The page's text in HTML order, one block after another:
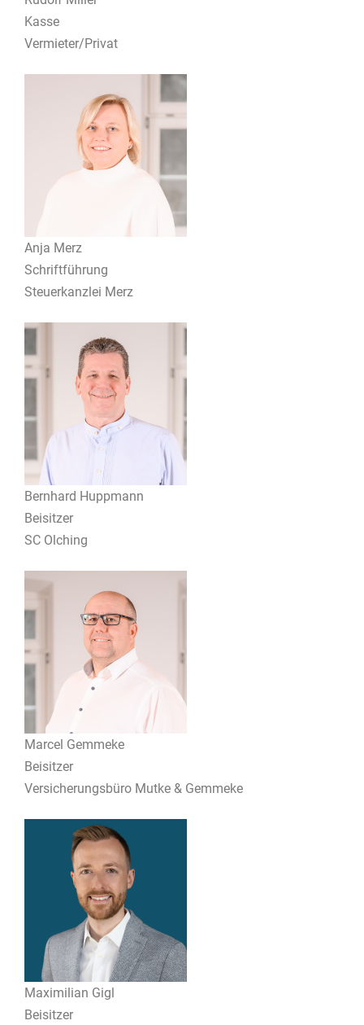
Kasse
Vermieter/Privat
Anja Merz
Schriftführung
Steuerkanzlei Merz
Bernhard Huppmann
Beisitzer
SC Olching
Marcel Gemmeke
Beisitzer
Versicherungsbüro Mutke & Gemmeke
Maximilian Gigl
Beisitzer